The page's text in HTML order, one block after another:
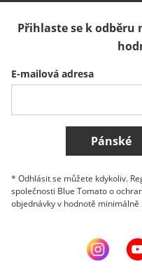
Belgique (Français)
Přihlaste se k odběru
E-mailová adresa
Pánské
* Odhlásit se můžete kdykoliv.
společnosti Blue Tomato o
objednávky v hodnotě minimálně